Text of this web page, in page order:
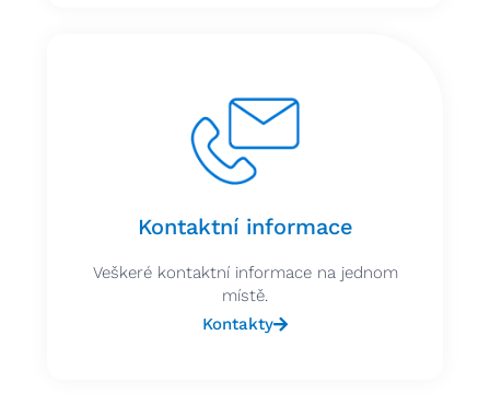
Kontaktní informace
Veškeré kontaktní informace na jednom
místě.
Kontakty